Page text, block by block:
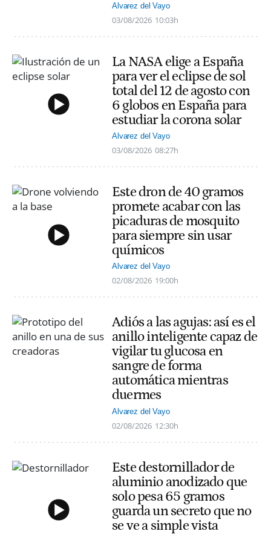
Alvarez del Vayo
03/08/2026 10:03h
La NASA elige a España
para ver el eclipse de sol
total del 12 de agosto con
6 globos en España para
estudiar la corona solar
Alvarez del Vayo
03/08/2026 08:27h
Este dron de 40 gramos
promete acabar con las
picaduras de mosquito
para siempre sin usar
químicos
Alvarez del Vayo
02/08/2026 19:00h
Adiós a las agujas: así es el
anillo inteligente capaz de
vigilar tu glucosa en
sangre de forma
automática mientras
duermes
Alvarez del Vayo
02/08/2026 12:30h
Este destornillador de
aluminio anodizado que
solo pesa 65 gramos
guarda un secreto que no
se ve a simple vista